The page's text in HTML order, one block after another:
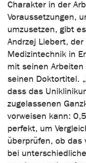
Charakter in der
Voraussetzungen,
umzusetzen, gibt
Andrzej Liebert,
Medizintechnik in
mit seinen Arbeiten
seinen Doktortitel.
dass das
zugelassenen
vorweisen kann:
perfekt, um
überprüfen, ob
bei